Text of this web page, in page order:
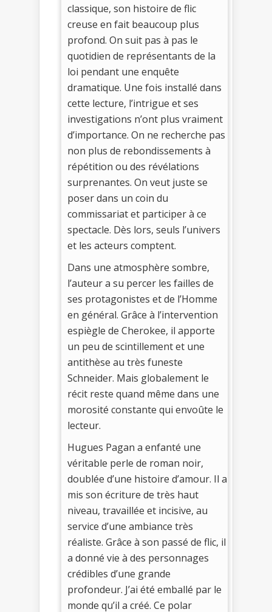
classique, son histoire de flic
creuse en fait beaucoup plus
profond. On suit pas à pas le
quotidien de représentants de la
loi pendant une enquête
dramatique. Une fois installé dans
cette lecture, l’intrigue et ses
investigations n’ont plus vraiment
d’importance. On ne recherche pas
non plus de rebondissements à
répétition ou des révélations
surprenantes. On veut juste se
poser dans un coin du
commissariat et participer à ce
spectacle. Dès lors, seuls l’univers
et les acteurs comptent.
Dans une atmosphère sombre,
l’auteur a su percer les failles de
ses protagonistes et de l’Homme
en général. Grâce à l’intervention
espiègle de Cherokee, il apporte
un peu de scintillement et une
antithèse au très funeste
Schneider. Mais globalement le
récit reste quand même dans une
morosité constante qui envoûte le
lecteur.
Hugues Pagan a enfanté une
véritable perle de roman noir,
doublée d’une histoire d’amour. Il a
mis son écriture de très haut
niveau, travaillée et incisive, au
service d’une ambiance très
réaliste. Grâce à son passé de flic, il
a donné vie à des personnages
crédibles d’une grande
profondeur. J’ai été emballé par le
monde qu’il a créé. Ce polar